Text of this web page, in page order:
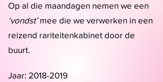
Op al die maandagen nemen we een
‘vondst’mee die we verwerken in een
reizend rariteitenkabinet door de
buurt.
Jaar: 2018-2019